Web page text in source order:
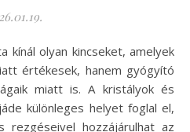
értékesek, hanem gyógyító
miatt is. A kristályok és
különleges helyet foglal el,
rezgéseivel hozzájárulhat az